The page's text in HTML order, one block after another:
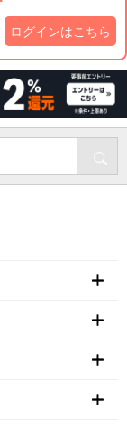
ログインはこちら